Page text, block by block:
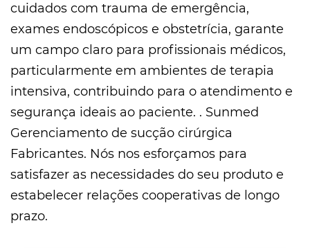
cuidados com trauma de emergência,
exames endoscópicos e obstetrícia, garante
um campo claro para profissionais médicos,
particularmente em ambientes de terapia
intensiva, contribuindo para o atendimento e
segurança ideais ao paciente. . Sunmed
Gerenciamento de sucção cirúrgica
Fabricantes. Nós nos esforçamos para
satisfazer as necessidades do seu produto e
estabelecer relações cooperativas de longo
prazo.